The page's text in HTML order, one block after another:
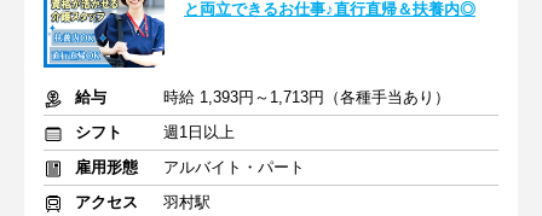
と両立できるお仕事♪直行直帰＆扶養内◎
給与
時給 1,393円～1,713円（各種手当あり）
シフト
週1日以上
雇用形態
アルバイト・パート
アクセス
羽村駅